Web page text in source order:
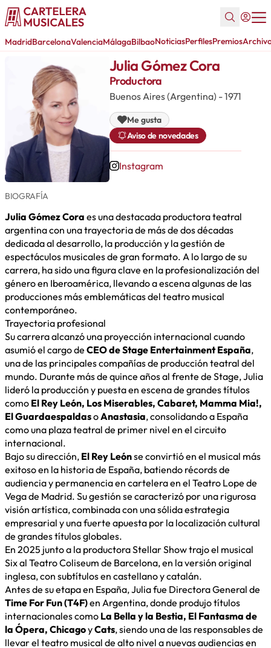
MadridBarcelonaValenciaMálagaBilbaoNoticiasPerfilesPremios
Julia Gómez Cora
Productora
Buenos Aires (Argentina) - 1971
Me gusta
Aviso de novedades
Instagram
BIOGRAFÍA
Julia Gómez Cora es una destacada productora teatral
argentina con una trayectoria de más de dos décadas
dedicada al desarrollo, la producción y la gestión de
espectáculos musicales de gran formato. A lo largo de su
carrera, ha sido una figura clave en la profesionalización del
género en Iberoamérica, llevando a escena algunas de las
producciones más emblemáticas del teatro musical
contemporáneo.
Trayectoria profesional
Su carrera alcanzó una proyección internacional cuando
asumió el cargo de CEO de Stage Entertainment España,
una de las principales compañías de producción teatral del
mundo. Durante más de quince años al frente de Stage, Julia
lideró la producción y puesta en escena de grandes títulos
como El Rey León, Los Miserables, Cabaret, Mamma Mia!,
El GuardaespaldasoAnastasia, consolidando a España
como una plaza teatral de primer nivel en el circuito
internacional.
Bajo su dirección, El Rey Leónse convirtió en el musical más
exitoso en la historia de España, batiendo récords de
audiencia y permanencia en cartelera en el Teatro Lope de
Vega de Madrid. Su gestión se caracterizó por una rigurosa
visión artística, combinada con una sólida estrategia
empresarial y una fuerte apuesta por la localización cultural
de grandes títulos globales.
En 2025 junto a la productora Stellar Show trajo el musical
Six al Teatro Coliseum de Barcelona, en la versión original
inglesa, con subtítulos en castellano y catalán.
Antes de su etapa en España, Julia fue Directora General de
Time For Fun (T4F)en Argentina, donde produjo títulos
internacionales como La Bella y la Bestia, El Fantasma de
la Ópera, ChicagoyCats, siendo una de las responsables de
llevar el teatro musical de alto nivel a nuevas audiencias en